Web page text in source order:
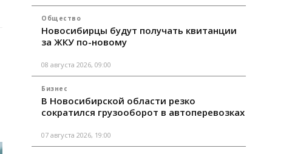
Общество
Новосибирцы будут получать квитанции
за ЖКУ по-новому
08 августа 2026, 09:00
Бизнес
В Новосибирской области резко
сократился грузооборот в автоперевозках
07 августа 2026, 19:00